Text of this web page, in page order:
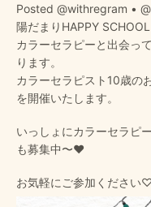
Posted @withregram •
陽だまりHAPPY SCHOOL
カラーセラピーと出会っ
ります。
カラーセラピスト10歳の
を開催いたします。
いっしょにカラーセラピ
も募集中〜❤️
お気軽にご参加ください♡